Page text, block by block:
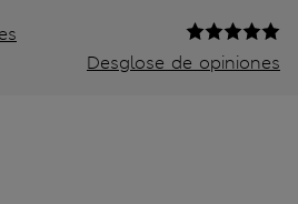
Desglose de opiniones